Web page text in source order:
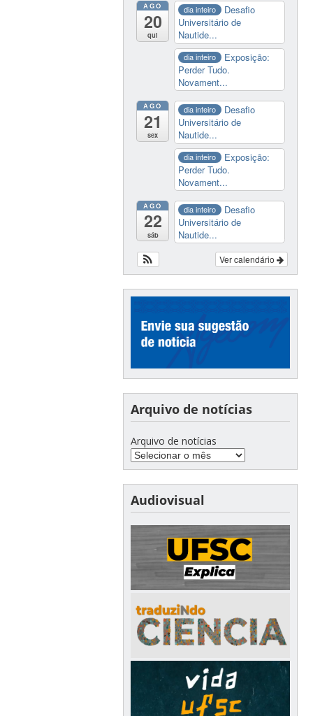
AGO
20
qui
dia inteiro
Desafio
Universitário de
Nautide...
dia inteiro
Exposição:
Perder Tudo.
Novament...
AGO
21
sex
dia inteiro
Desafio
Universitário de
Nautide...
dia inteiro
Exposição:
Perder Tudo.
Novament...
AGO
22
sáb
dia inteiro
Desafio
Universitário de
Nautide...
Ver calendário
Arquivo de notícias
Arquivo de notícias
Audiovisual